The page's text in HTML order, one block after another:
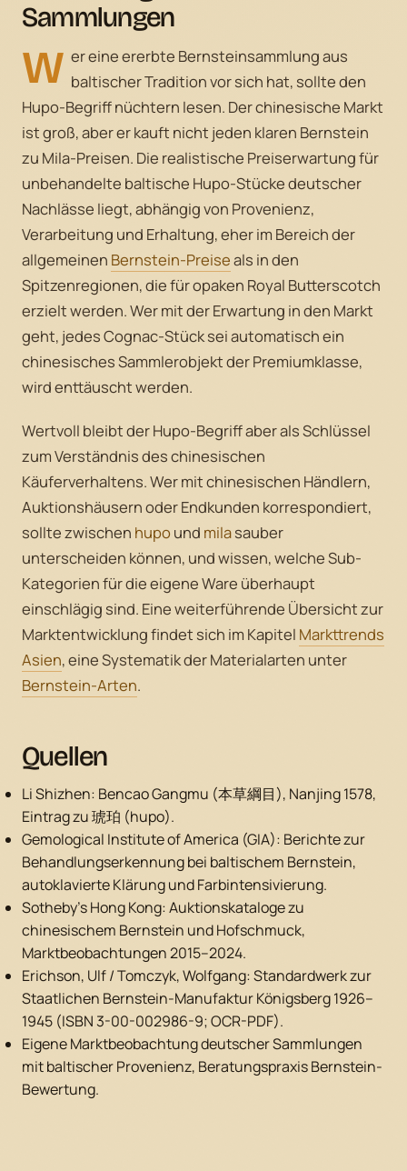
Sammlungen
W er eine ererbte Bernsteinsammlung aus
baltischer Tradition vor sich hat, sollte den
Hupo-Begriff nüchtern lesen. Der chinesische Markt
ist groß, aber er kauft nicht jeden klaren Bernstein
zu Mila-Preisen. Die realistische Preiserwartung für
unbehandelte baltische Hupo-Stücke deutscher
Nachlässe liegt, abhängig von Provenienz,
Verarbeitung und Erhaltung, eher im Bereich der
allgemeinen Bernstein-Preiseals in den
Spitzenregionen, die für opaken Royal Butterscotch
erzielt werden. Wer mit der Erwartung in den Markt
geht, jedes Cognac-Stück sei automatisch ein
chinesisches Sammlerobjekt der Premiumklasse,
wird enttäuscht werden.
Wertvoll bleibt der Hupo-Begriff aber als Schlüssel
zum Verständnis des chinesischen
Käuferverhaltens. Wer mit chinesischen Händlern,
Auktionshäusern oder Endkunden korrespondiert,
sollte zwischen hupound milasauber
unterscheiden können, und wissen, welche Sub-
Kategorien für die eigene Ware überhaupt
einschlägig sind. Eine weiterführende Übersicht zur
Marktentwicklung findet sich im Kapitel Markttrends
Asien, eine Systematik der Materialarten unter
Bernstein-Arten.
Quellen
Li Shizhen: Bencao Gangmu (本草綱目), Nanjing 1578,
Eintrag zu 琥珀 (hupo).
Gemological Institute of America (GIA): Berichte zur
Behandlungserkennung bei baltischem Bernstein,
autoklavierte Klärung und Farbintensivierung.
Sotheby's Hong Kong: Auktionskataloge zu
chinesischem Bernstein und Hofschmuck,
Marktbeobachtungen 2015–2024.
Erichson, Ulf / Tomczyk, Wolfgang: Standardwerk zur
Staatlichen Bernstein-Manufaktur Königsberg 1926–
1945 (ISBN 3-00-002986-9; OCR-PDF).
Eigene Marktbeobachtung deutscher Sammlungen
mit baltischer Provenienz, Beratungspraxis Bernstein-
Bewertung.